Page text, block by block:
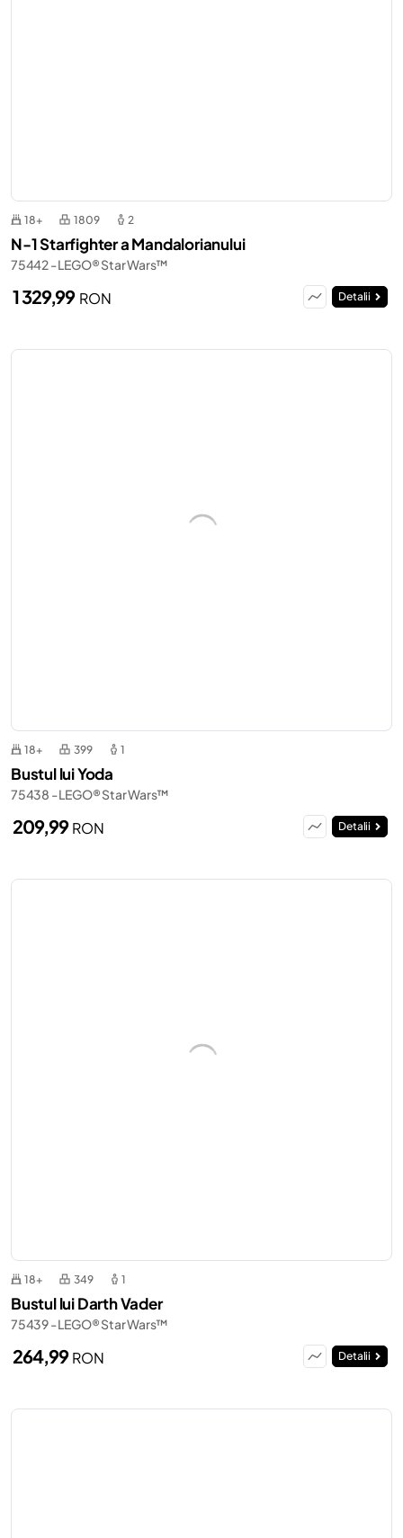
18+ 1809 2
N-1 Starfighter a Mandalorianului
75442 - LEGO® Star Wars™
1 329,99 RON Detalii
18+ 399 1
Bustul lui Yoda
75438 - LEGO® Star Wars™
209,99RON Detalii
18+ 349 1
Bustul lui Darth Vader
75439 - LEGO® Star Wars™
264,99RON Detalii